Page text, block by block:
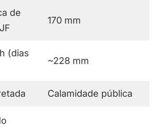
de
170 mm
(dias
~228 mm
Calamidade pública